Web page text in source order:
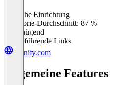
Einfache Einrichtung
Kategorie-Durchschnitt: 87 %
Ungenügend
Weiterführende Links
umnify.com
Allgemeine Features